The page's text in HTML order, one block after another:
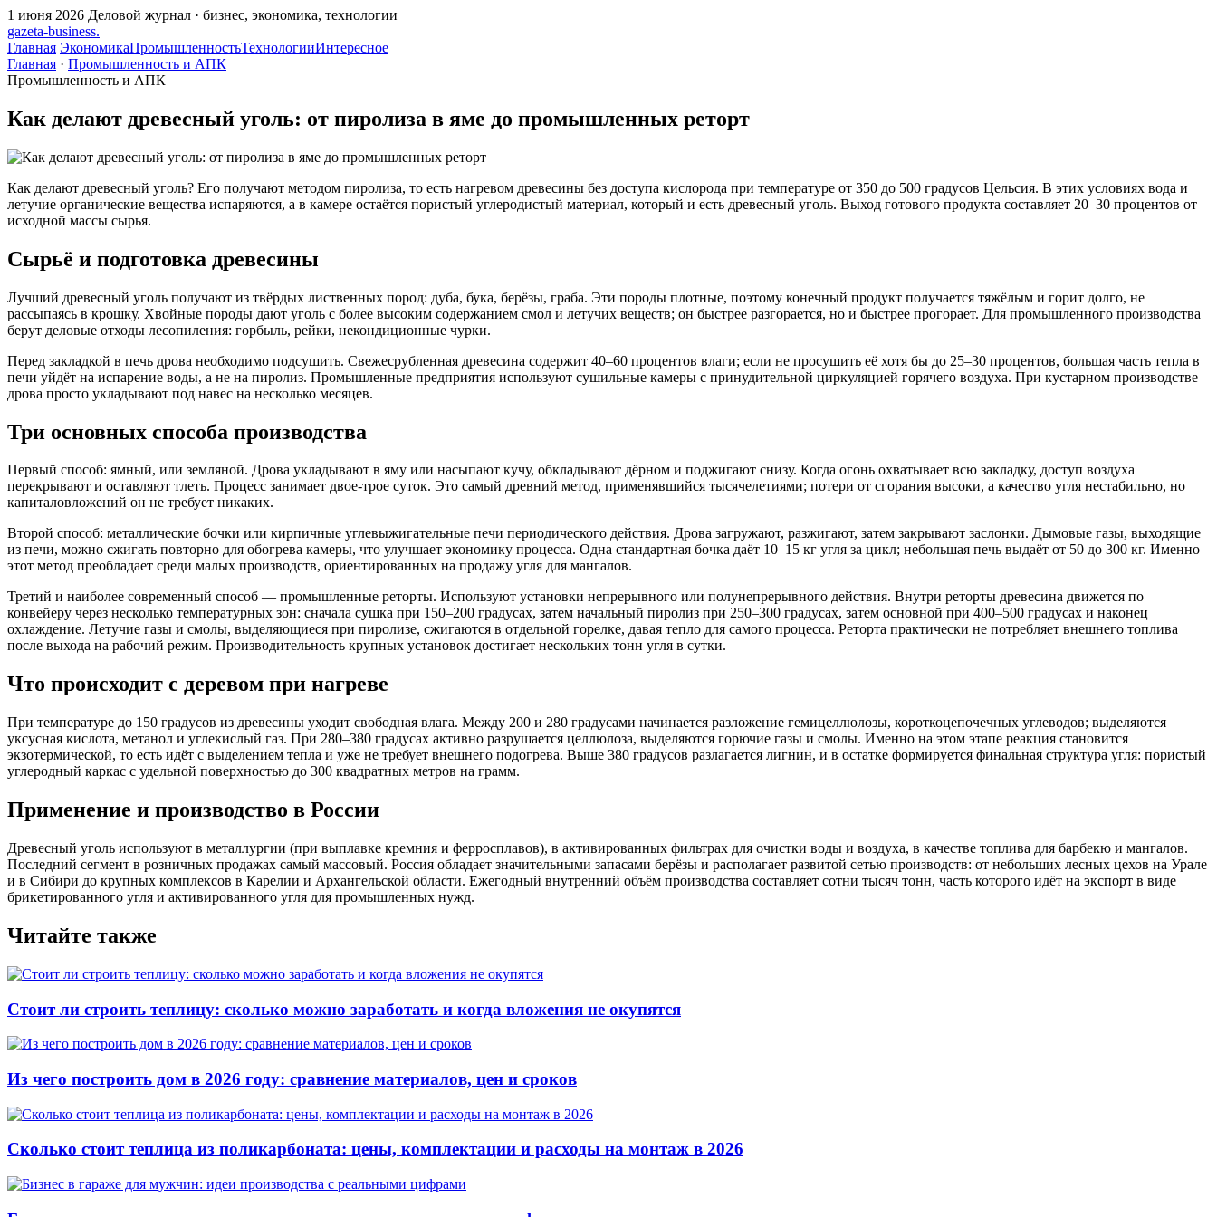
1 июня 2026 Деловой журнал · бизнес, экономика, технологии
gazeta-business.
Главная ЭкономикаПромышленностьТехнологииИнтересное
Главная · Промышленность и АПК
Промышленность и АПК
Как делают древесный уголь: от пиролиза в яме до промышленных реторт
Как делают древесный уголь? Его получают методом пиролиза, то есть нагревом древесины без доступа кислорода при температуре от 350 до 500 градусов Цельсия. В этих условиях вода и
летучие органические вещества испаряются, а в камере остаётся пористый углеродистый материал, который и есть древесный уголь. Выход готового продукта составляет 20–30 процентов от
исходной массы сырья.
Сырьё и подготовка древесины
Лучший древесный уголь получают из твёрдых лиственных пород: дуба, бука, берёзы, граба. Эти породы плотные, поэтому конечный продукт получается тяжёлым и горит долго, не
рассыпаясь в крошку. Хвойные породы дают уголь с более высоким содержанием смол и летучих веществ; он быстрее разгорается, но и быстрее прогорает. Для промышленного производства
берут деловые отходы лесопиления: горбыль, рейки, некондиционные чурки.
Перед закладкой в печь дрова необходимо подсушить. Свежесрубленная древесина содержит 40–60 процентов влаги; если не просушить её хотя бы до 25–30 процентов, большая часть тепла в
печи уйдёт на испарение воды, а не на пиролиз. Промышленные предприятия используют сушильные камеры с принудительной циркуляцией горячего воздуха. При кустарном производстве
дрова просто укладывают под навес на несколько месяцев.
Три основных способа производства
Первый способ: ямный, или земляной. Дрова укладывают в яму или насыпают кучу, обкладывают дёрном и поджигают снизу. Когда огонь охватывает всю закладку, доступ воздуха
перекрывают и оставляют тлеть. Процесс занимает двое-трое суток. Это самый древний метод, применявшийся тысячелетиями; потери от сгорания высоки, а качество угля нестабильно, но
капиталовложений он не требует никаких.
Второй способ: металлические бочки или кирпичные углевыжигательные печи периодического действия. Дрова загружают, разжигают, затем закрывают заслонки. Дымовые газы, выходящие
из печи, можно сжигать повторно для обогрева камеры, что улучшает экономику процесса. Одна стандартная бочка даёт 10–15 кг угля за цикл; небольшая печь выдаёт от 50 до 300 кг. Именно
этот метод преобладает среди малых производств, ориентированных на продажу угля для мангалов.
Третий и наиболее современный способ — промышленные реторты. Используют установки непрерывного или полунепрерывного действия. Внутри реторты древесина движется по
конвейеру через несколько температурных зон: сначала сушка при 150–200 градусах, затем начальный пиролиз при 250–300 градусах, затем основной при 400–500 градусах и наконец
охлаждение. Летучие газы и смолы, выделяющиеся при пиролизе, сжигаются в отдельной горелке, давая тепло для самого процесса. Реторта практически не потребляет внешнего топлива
после выхода на рабочий режим. Производительность крупных установок достигает нескольких тонн угля в сутки.
Что происходит с деревом при нагреве
При температуре до 150 градусов из древесины уходит свободная влага. Между 200 и 280 градусами начинается разложение гемицеллюлозы, короткоцепочечных углеводов; выделяются
уксусная кислота, метанол и углекислый газ. При 280–380 градусах активно разрушается целлюлоза, выделяются горючие газы и смолы. Именно на этом этапе реакция становится
экзотермической, то есть идёт с выделением тепла и уже не требует внешнего подогрева. Выше 380 градусов разлагается лигнин, и в остатке формируется финальная структура угля: пористый
углеродный каркас с удельной поверхностью до 300 квадратных метров на грамм.
Применение и производство в России
Древесный уголь используют в металлургии (при выплавке кремния и ферросплавов), в активированных фильтрах для очистки воды и воздуха, в качестве топлива для барбекю и мангалов.
Последний сегмент в розничных продажах самый массовый. Россия обладает значительными запасами берёзы и располагает развитой сетью производств: от небольших лесных цехов на Урале
и в Сибири до крупных комплексов в Карелии и Архангельской области. Ежегодный внутренний объём производства составляет сотни тысяч тонн, часть которого идёт на экспорт в виде
брикетированного угля и активированного угля для промышленных нужд.
Читайте также
Стоит ли строить теплицу: сколько можно заработать и когда вложения не окупятся
Из чего построить дом в 2026 году: сравнение материалов, цен и сроков
Сколько стоит теплица из поликарбоната: цены, комплектации и расходы на монтаж в 2026